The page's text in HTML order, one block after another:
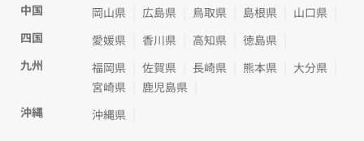
中国
岡山県 広島県 鳥取県 島根県
山口県
四国
愛媛県 香川県 高知県
徳島県
九州
福岡県 佐賀県 長崎県 熊本県
大分県
宮崎県
鹿児島県
沖縄
沖縄県